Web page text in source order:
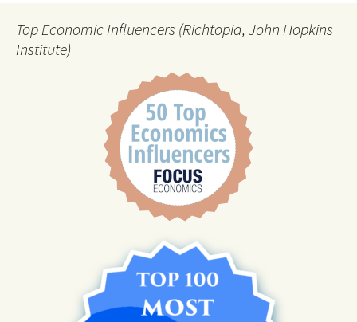
Top Economic Influencers (Richtopia, John Hopkins
Institute)